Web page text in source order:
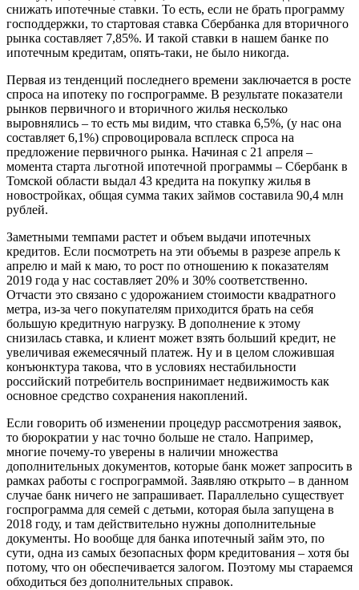
снижать ипотечные ставки. То есть, если не брать программу
господдержки, то стартовая ставка Сбербанка для вторичного
рынка составляет 7,85%. И такой ставки в нашем банке по
ипотечным кредитам, опять-таки, не было никогда.
Первая из тенденций последнего времени заключается в росте
спроса на ипотеку по госпрограмме. В результате показатели
рынков первичного и вторичного жилья несколько
выровнялись – то есть мы видим, что ставка 6,5%, (у нас она
составляет 6,1%) спровоцировала всплеск спроса на
предложение первичного рынка. Начиная с 21 апреля –
момента старта льготной ипотечной программы – Сбербанк в
Томской области выдал 43 кредита на покупку жилья в
новостройках, общая сумма таких займов составила 90,4 млн
рублей.
Заметными темпами растет и объем выдачи ипотечных
кредитов. Если посмотреть на эти объемы в разрезе апрель к
апрелю и май к маю, то рост по отношению к показателям
2019 года у нас составляет 20% и 30% соответственно.
Отчасти это связано с удорожанием стоимости квадратного
метра, из-за чего покупателям приходится брать на себя
большую кредитную нагрузку. В дополнение к этому
снизилась ставка, и клиент может взять больший кредит, не
увеличивая ежемесячный платеж. Ну и в целом сложившая
конъюнктура такова, что в условиях нестабильности
российский потребитель воспринимает недвижимость как
основное средство сохранения накоплений.
Если говорить об изменении процедур рассмотрения заявок,
то бюрократии у нас точно больше не стало. Например,
многие почему-то уверены в наличии множества
дополнительных документов, которые банк может запросить в
рамках работы с госпрограммой. Заявляю открыто – в данном
случае банк ничего не запрашивает. Параллельно существует
госпрограмма для семей с детьми, которая была запущена в
2018 году, и там действительно нужны дополнительные
документы. Но вообще для банка ипотечный займ это, по
сути, одна из самых безопасных форм кредитования – хотя бы
потому, что он обеспечивается залогом. Поэтому мы стараемся
обходиться без дополнительных справок.